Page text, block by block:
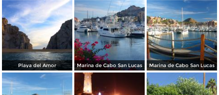
Playa del Amor Marina de Cabo San Lucas Marina de Cabo San Lucas